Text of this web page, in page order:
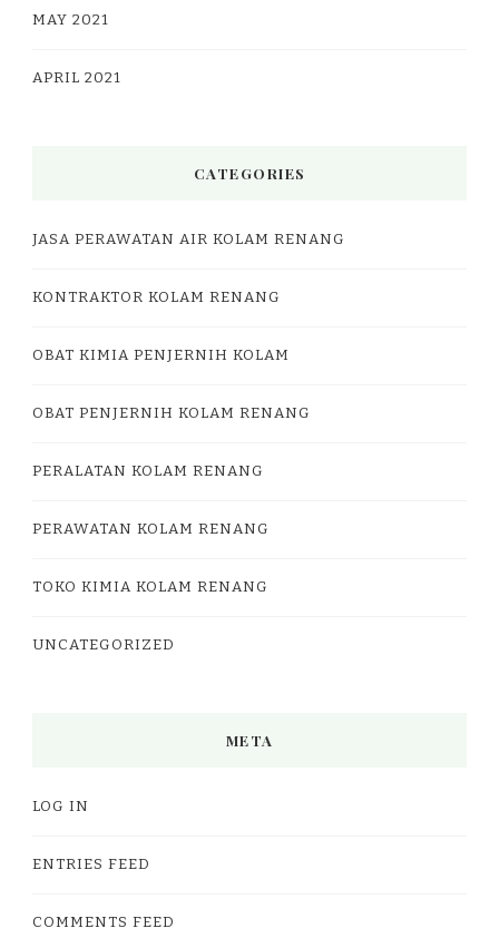
MAY 2021
APRIL 2021
CATEGORIES
JASA PERAWATAN AIR KOLAM RENANG
KONTRAKTOR KOLAM RENANG
OBAT KIMIA PENJERNIH KOLAM
OBAT PENJERNIH KOLAM RENANG
PERALATAN KOLAM RENANG
PERAWATAN KOLAM RENANG
TOKO KIMIA KOLAM RENANG
UNCATEGORIZED
META
LOG IN
ENTRIES FEED
COMMENTS FEED